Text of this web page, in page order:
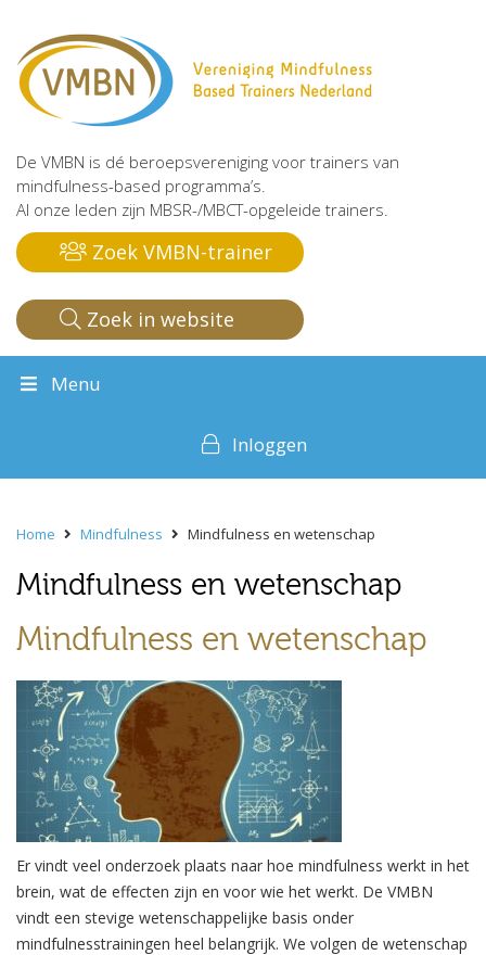
De VMBN is dé beroepsvereniging voor trainers van
mindfulness-based programma’s.
Al onze leden zijn MBSR-/MBCT-opgeleide trainers.
Zoek VMBN-trainer
Zoek in website
Menu
Inloggen
Home Mindfulness Mindfulness en wetenschap
Mindfulness en wetenschap
Mindfulness en wetenschap
Er vindt veel onderzoek plaats naar hoe mindfulness werkt in het
brein, wat de effecten zijn en voor wie het werkt. De VMBN
vindt een stevige wetenschappelijke basis onder
mindfulnesstrainingen heel belangrijk. We volgen de wetenschap